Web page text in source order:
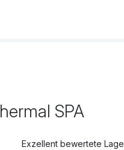
SPA
Exzellent bewertete Lage